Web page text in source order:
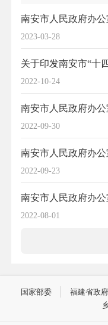
2023-03-28
南安市人民政府办公室关于
2022-10-24
关于印发南安市“十
2022-09-30
南安市人民政府办公室关于
2022-09-23
南安市人民政府办公室关于印发南
2022-08-01
南安市人民政府办公室关于印发南安
国家部委 福建省政府